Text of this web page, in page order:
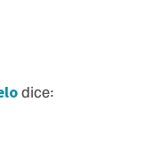
dice: